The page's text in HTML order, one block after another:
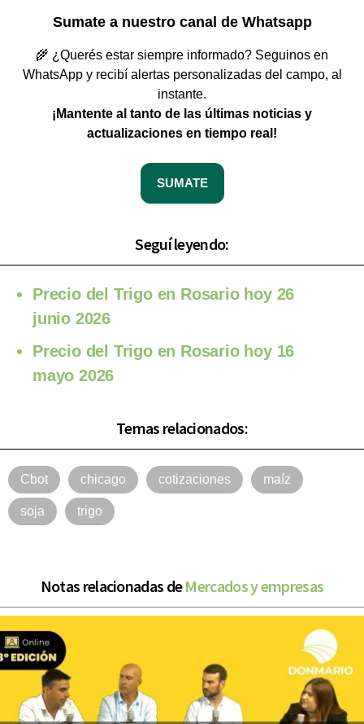
Sumate a nuestro canal de Whatsapp
🌾 ¿Querés estar siempre informado? Seguinos en
WhatsApp y recibí alertas personalizadas del campo, al
instante.
¡Mantente al tanto de las últimas noticias y
actualizaciones en tiempo real!
SUMATE
Seguí leyendo:
Precio del Trigo en Rosario hoy 26
junio 2026
Precio del Trigo en Rosario hoy 16
mayo 2026
Temas relacionados:
Cbot chicago cotizaciones maíz
soja trigo
Notas relacionadas deMercados y empresas